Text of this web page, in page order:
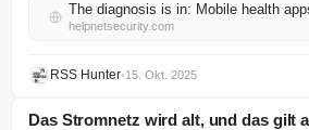
helpnetsecurity.com
RSS Hunter•15. Okt. 2025
Das Stromnetz wird alt, und das gilt